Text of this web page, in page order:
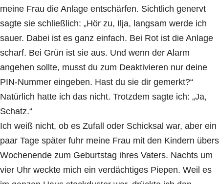
meine Frau die Anlage entschärfen. Sichtlich genervt
sagte sie schließlich: „Hör zu, Ilja, langsam werde ich
sauer. Dabei ist es ganz einfach. Bei Rot ist die Anlage
scharf. Bei Grün ist sie aus. Und wenn der Alarm
angehen sollte, musst du zum Deaktivieren nur deine
PIN-Nummer eingeben. Hast du sie dir gemerkt?“
Natürlich hatte ich das nicht. Trotzdem sagte ich: „Ja,
Schatz.“
Ich weiß nicht, ob es Zufall oder Schicksal war, aber ein
paar Tage später fuhr meine Frau mit den Kindern übers
Wochenende zum Geburtstag ihres Vaters. Nachts um
vier Uhr weckte mich ein verdächtiges Piepen. Weil es